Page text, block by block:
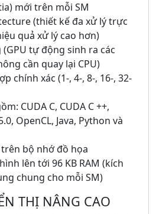
mới trên mỗi SM
(thiết kế đa xử lý trực
quả xử lý cao hơn)
tự động sinh ra các
cần quay lại CPU)
chính xác (1-, 4-, 8-, 16-, 32-
CUDA C, CUDA C ++,
OpenCL, Java, Python và
trên bộ nhớ đồ họa
lên tới 96 KB RAM (kích
chung cho mỗi SM)
THỊ NÂNG CAO